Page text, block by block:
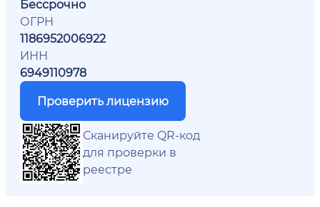
Бессрочно
ОГРН
1186952006922
ИНН
6949110978
Проверить лицензию
Сканируйте QR-код
для проверки в
реестре